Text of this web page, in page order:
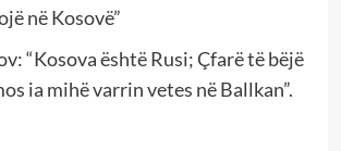
në Kosovë”
“Kosova është Rusi; Çfarë të bëjë
ia mihë varrin vetes në Ballkan”.